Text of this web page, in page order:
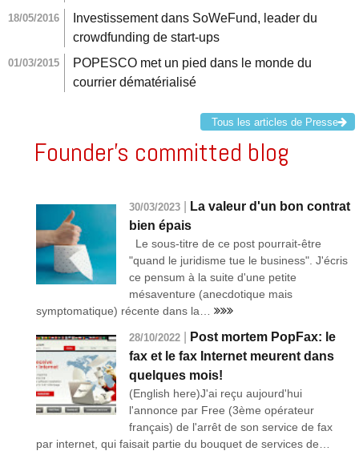
Investissement dans SoWeFund, leader du
crowdfunding de start-ups
18/05/2016
POPESCO met un pied dans le monde du
courrier dématérialisé
01/03/2015
Tous les articles de Presse
Founder’s committed blog
30/03/2023
La valeur d'un bon contrat
bien épais
Le sous-titre de ce post pourrait-être
"quand le juridisme tue le business". J'écris
ce pensum à la suite d'une petite
mésaventure (anecdotique mais
symptomatique) récente dans la…
28/10/2022
Post mortem PopFax: le
fax et le fax Internet meurent dans
quelques mois!
(English here)J'ai reçu aujourd'hui
l'annonce par Free (3ème opérateur
français) de l'arrêt de son service de fax
par internet, qui faisait partie du bouquet de services de…